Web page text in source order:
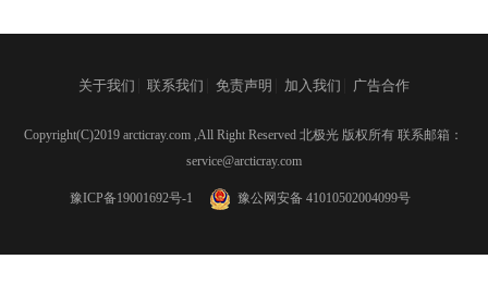
关于我们 联系我们 免责声明 加入我们 广告合作
Copyright(C)2019 arcticray.com ,All Right Reserved 北极光 版权所有 联系邮箱：
service@arcticray.com
豫ICP备19001692号-1 豫公网安备 41010502004099号